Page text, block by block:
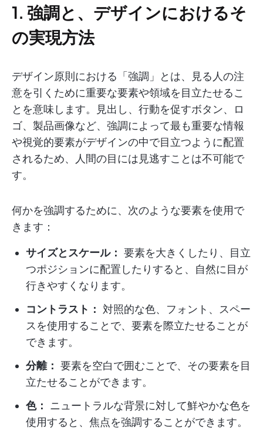
1. 強調と、デザインにおけるそ
の実現方法
デザイン原則における「強調」とは、見る人の注
意を引くために重要な要素や領域を目立たせるこ
とを意味します。見出し、行動を促すボタン、ロ
ゴ、製品画像など、強調によって最も重要な情報
や視覚的要素がデザインの中で目立つように配置
されるため、人間の目には見逃すことは不可能で
す。
何かを強調するために、次のような要素を使用で
きます：
サイズとスケール： 要素を大きくしたり、目立
つポジションに配置したりすると、自然に目が
行きやすくなります。
コントラスト：
対照的な色、フォント、スペー
スを使用することで、要素を際立たせることが
できます。
分離： 要素を空白で囲むことで、その要素を目
立たせることができます。
色：
ニュートラルな背景に対して鮮やかな色を
使用すると、焦点を強調することができます。